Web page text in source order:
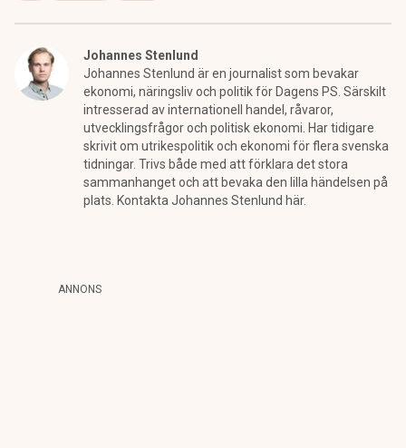
Johannes Stenlund
Johannes Stenlund är en journalist som bevakar
ekonomi, näringsliv och politik för Dagens PS. Särskilt
intresserad av internationell handel, råvaror,
utvecklingsfrågor och politisk ekonomi. Har tidigare
skrivit om utrikespolitik och ekonomi för flera svenska
tidningar. Trivs både med att förklara det stora
sammanhanget och att bevaka den lilla händelsen på
plats. Kontakta Johannes Stenlund här.
ANNONS